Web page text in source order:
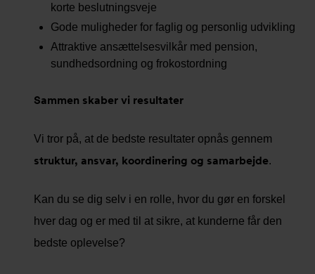
korte beslutningsveje
Gode muligheder for faglig og personlig udvikling
Attraktive ansættelsesvilkår med pension,
sundhedsordning og frokostordning
Sammen skaber vi resultater
Vi tror på, at de bedste resultater opnås gennem
struktur, ansvar, koordinering og samarbejde.
Kan du se dig selv i en rolle, hvor du gør en forskel
hver dag og er med til at sikre, at kunderne får den
bedste oplevelse?